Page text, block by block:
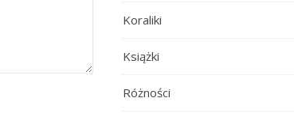
Koraliki
Książki
Różności